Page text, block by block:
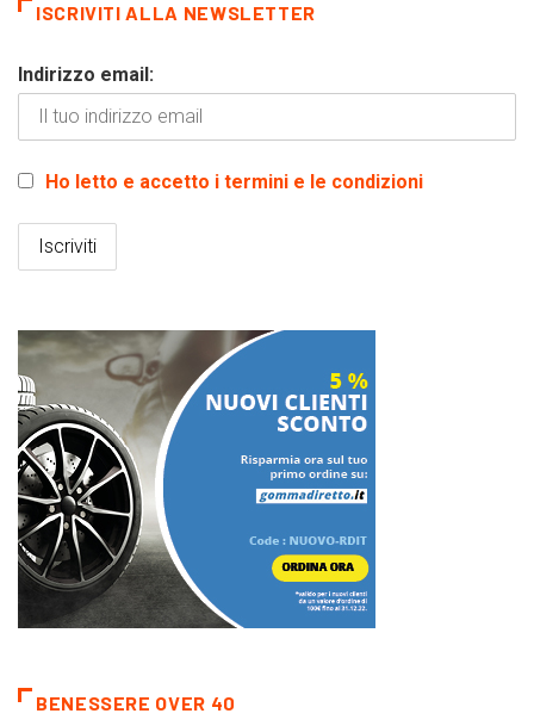
ISCRIVITI ALLA NEWSLETTER
Indirizzo email:
Ho letto e accetto i termini e le condizioni
BENESSERE OVER 40